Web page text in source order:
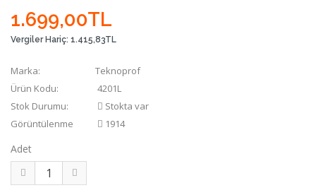
1.699,00TL
Vergiler Hariç: 1.415,83TL
Marka:
Teknoprof
Ürün Kodu:
4201L
Stok Durumu:
Stokta var
Görüntülenme
1914
Adet